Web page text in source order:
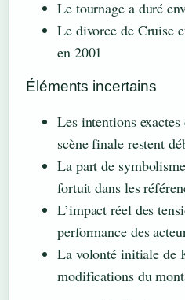
Le tournage a duré
Le divorce de Cruise
en 2001
Éléments incertains
Les intentions
scène finale restent
La part de
fortuit dans les
L’impact réel des
performance des
La volonté initiale de
modifications du